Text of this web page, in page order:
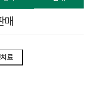
매
료